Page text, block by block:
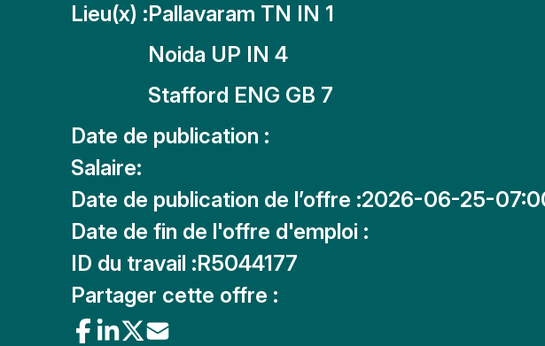
Lieu(x) :Pallavaram TN IN 1
Noida UP IN 4
Stafford ENG GB 7
Date de publication :
Salaire:
Date de publication de l’offre :2026-06-25-
Date de fin de l'offre d'emploi :
ID du travail :R5044177
Partager cette offre :